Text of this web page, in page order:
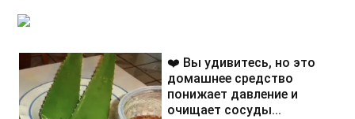
❤️ Вы удивитесь, но это
домашнее средство
понижает давление и
очищает сосуды...